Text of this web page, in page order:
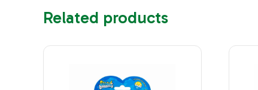
Related products